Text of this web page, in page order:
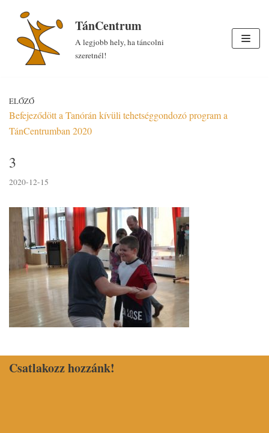
Skip
content
TánCentrum
A legjobb hely, ha táncolni
szeretnél!
ELŐZŐ
Befejeződött a Tanórán kívüli tehetséggondozó program a
TánCentrumban 2020
3
2020-12-15
Csatlakozz hozzánk!